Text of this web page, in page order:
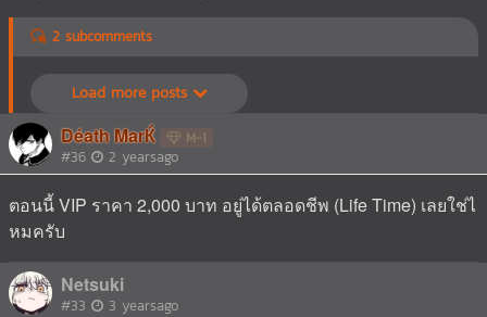
2 subcomments
Load more posts
Déath MarЌ M-1
#36 2 yearsago
ตอนนี้ VIP ราคา 2,000 บาท อยู่ได้ตลอดชีพ (Life Time) เลยใช่ไ
หมครับ
Netsuki
#33 3 yearsago